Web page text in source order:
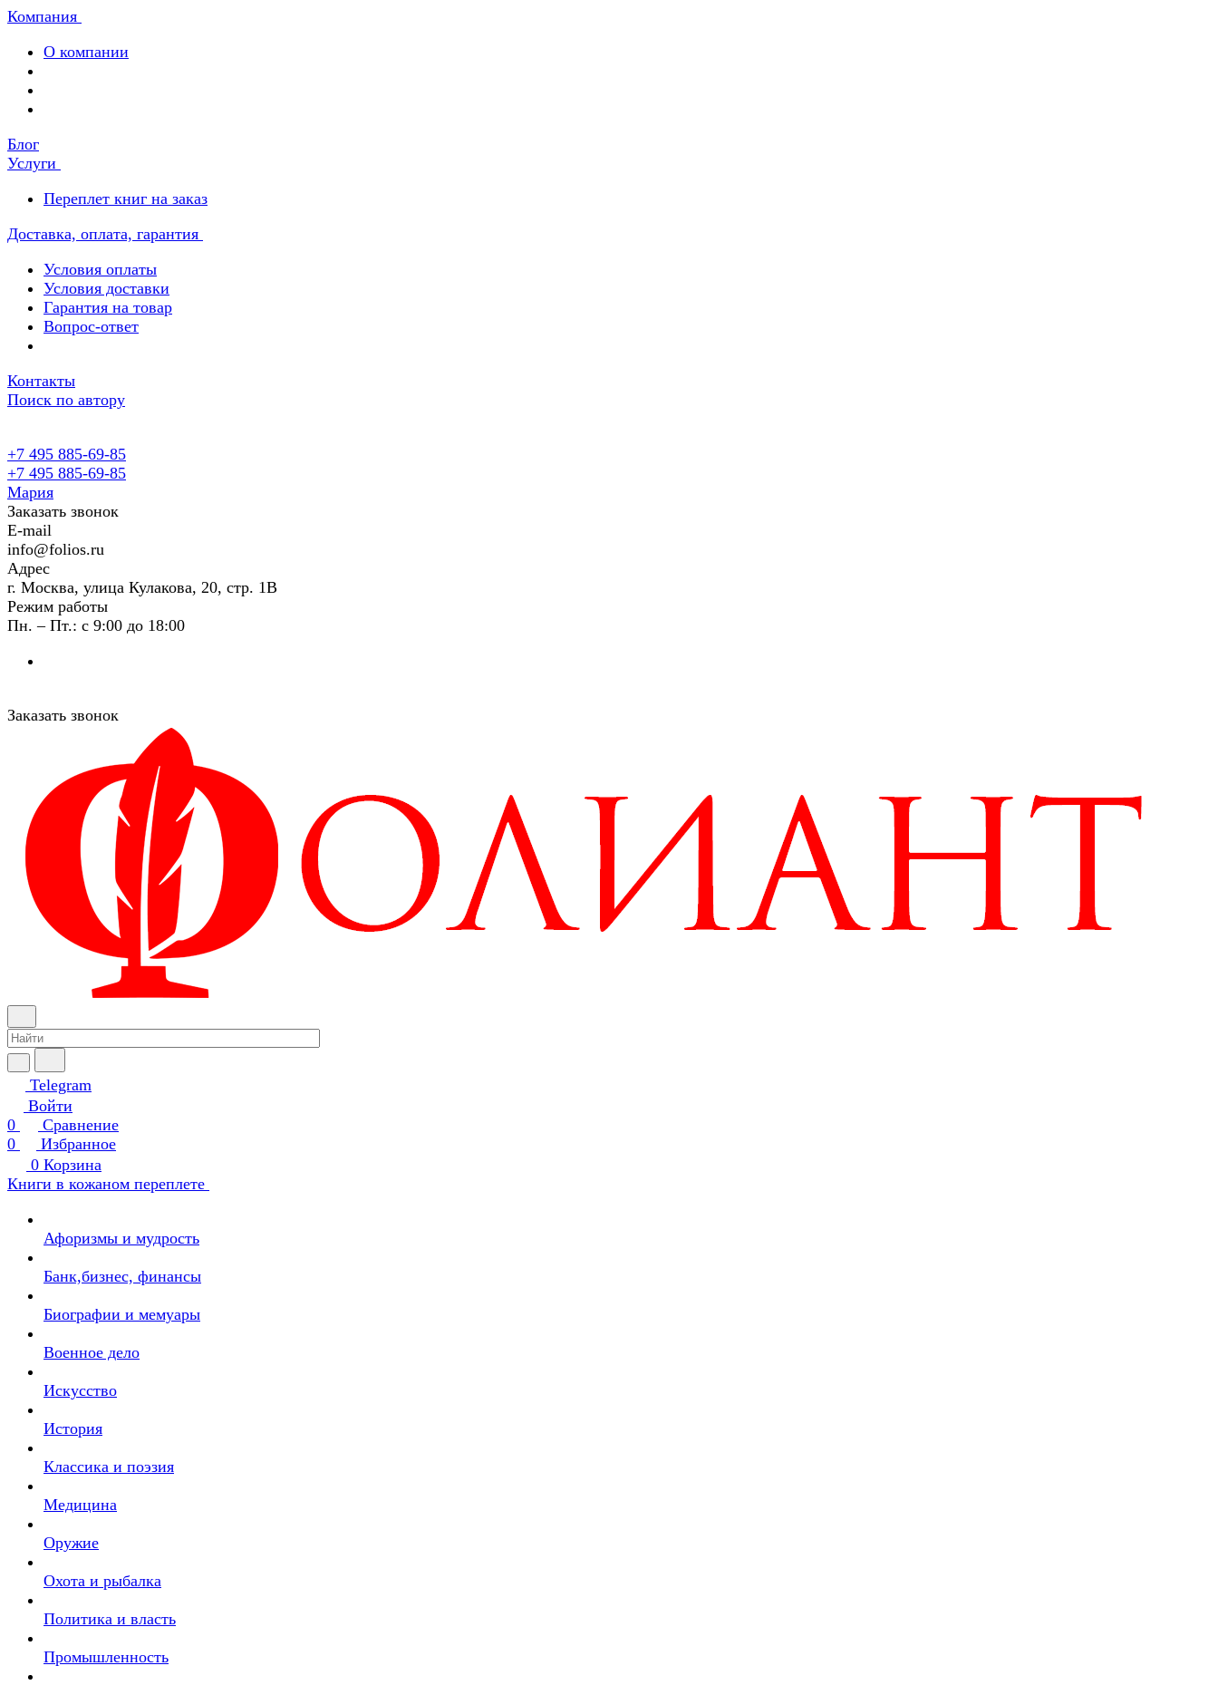
Компания
О компании
Блог
Услуги
Переплет книг на заказ
Доставка, оплата, гарантия
Условия оплаты
Условия доставки
Гарантия на товар
Вопрос-ответ
Контакты
Поиск по автору
+7 495 885-69-85
+7 495 885-69-85
Мария
Заказать звонок
E-mail
info@folios.ru
Адрес
г. Москва, улица Кулакова, 20, стр. 1В
Режим работы
Пн. – Пт.: с 9:00 до 18:00
Заказать звонок
Telegram
Войти
0
Сравнение
0
Избранное
0 Корзина
Книги в кожаном переплете
Афоризмы и мудрость
Банк,бизнес, финансы
Биографии и мемуары
Военное дело
Искусство
История
Классика и поэзия
Медицина
Оружие
Охота и рыбалка
Политика и власть
Промышленность